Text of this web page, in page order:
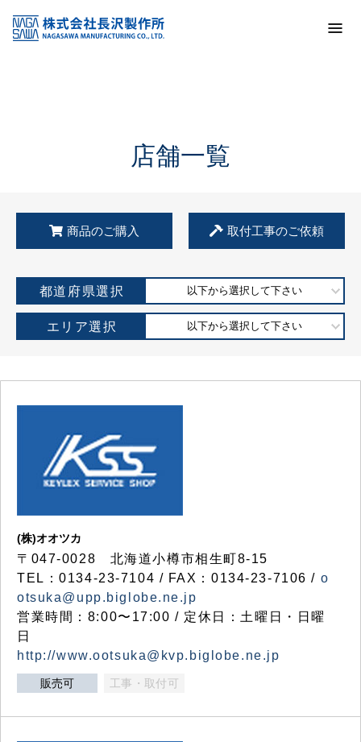
KSS加盟店・取扱店情報
店舗一覧
店舗一覧
商品のご購入 取付工事のご依頼
都道府県選択 以下から選択して下さい
エリア選択 以下から選択して下さい
(株)オオツカ
〒047-0028 北海道小樽市相生町8-15
TEL：0134-23-7104 / FAX：0134-23-7106 / o
otsuka@upp.biglobe.ne.jp
営業時間：8:00〜17:00 / 定休日：土曜日・日曜
日
http://www.ootsuka@kvp.biglobe.ne.jp
販売可 工事・取付可